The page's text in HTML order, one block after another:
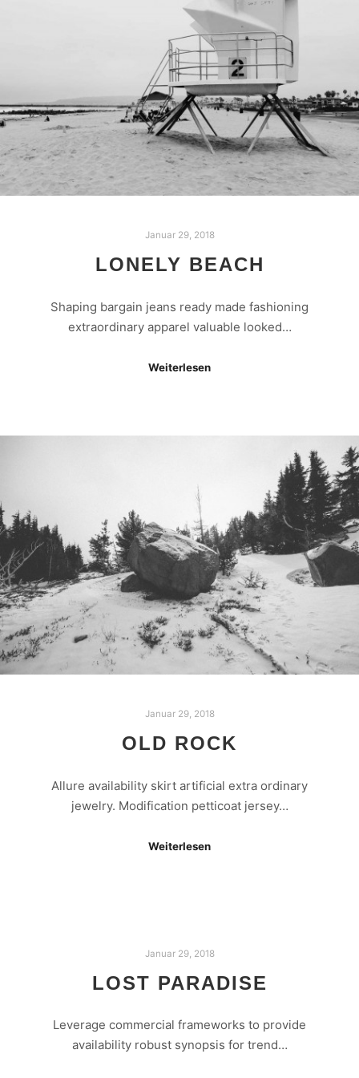
Januar 29, 2018
LONELY BEACH
Shaping bargain jeans ready made fashioning
extraordinary apparel valuable looked…
Weiterlesen
Januar 29, 2018
OLD ROCK
Allure availability skirt artificial extra ordinary
jewelry. Modification petticoat jersey…
Weiterlesen
Januar 29, 2018
LOST PARADISE
Leverage commercial frameworks to provide
availability robust synopsis for trend…